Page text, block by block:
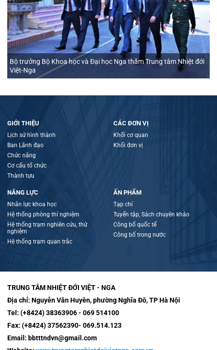
Bộ trưởng Bộ Khoa học và Đại học Nga thăm Trung tâm Nhiệt đới
Việt-Nga
GIỚI THIỆU
Lịch sử hình thành
Ban Lãnh đạo
Chức năng
Cơ cấu tổ chức
Thành tựu
CÁC ĐƠN VỊ
Khối cơ quan
Khối đơn vị
NĂNG LỰC
Nhân lực khoa học
Hệ thống phòng thí nghiệm
Hệ thống trạm nghiên cứu, thử
nghiệm
Hệ thống trạm quan trắc
ẤN PHẨM
Tạp chí
Tuyển tập, Sách chuyên khảo
Công bố quốc tế
Công bố trong nước
TRUNG TÂM NHIỆT ĐỚI VIỆT - NGA
Địa chỉ: Nguyễn Văn Huyên, phường Nghĩa Đô, TP Hà Nội
Tel: (+8424) 38363906 - 069 514100
Fax: (+8424) 37562390- 069.514.123
Email: bbtttndvn@gmail.com